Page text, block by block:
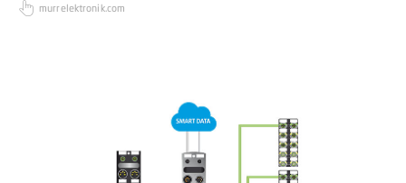
murrelektronik.com